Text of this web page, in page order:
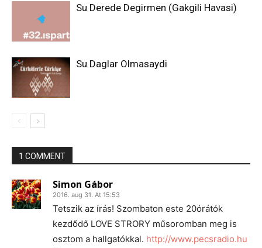
Su Derede Degirmen (Gakgili Havasi)
Su Daglar Olmasaydi
1 COMMENT
Simon Gábor
2016. aug 31. At 15:53
Tetszik az írás! Szombaton este 20órátók
kezdődő LOVE STRORY műsoromban meg is
osztom a hallgatókkal. http://www.pecsradio.hu